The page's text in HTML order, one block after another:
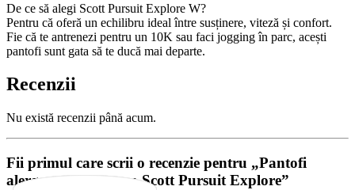
De ce să alegi Scott Pursuit Explore W?
Pentru că oferă un echilibru ideal între susținere, viteză și confort.
Fie că te antrenezi pentru un 10K sau faci jogging în parc, acești
pantofi sunt gata să te ducă mai departe.
Recenzii
Nu există recenzii până acum.
Fii primul care scrii o recenzie pentru „Pantofi
alergare dama sosea Scott Pursuit Explore”